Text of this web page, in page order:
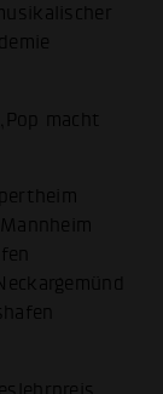
macht